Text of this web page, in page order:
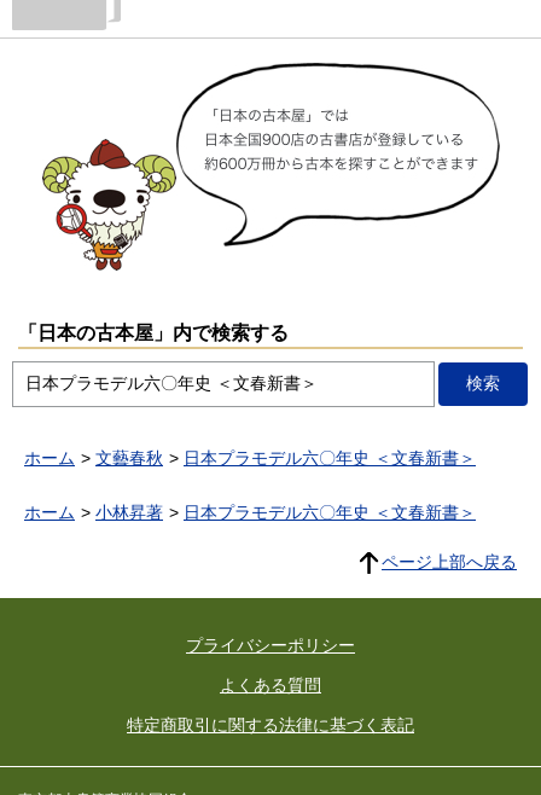
「日本の古本屋」内で検索する
ホーム 文藝春秋 日本プラモデル六〇年史 ＜文春新書＞
ホーム 小林昇著 日本プラモデル六〇年史 ＜文春新書＞
ページ上部へ戻る
プライバシーポリシー
よくある質問
特定商取引に関する法律に基づく表記